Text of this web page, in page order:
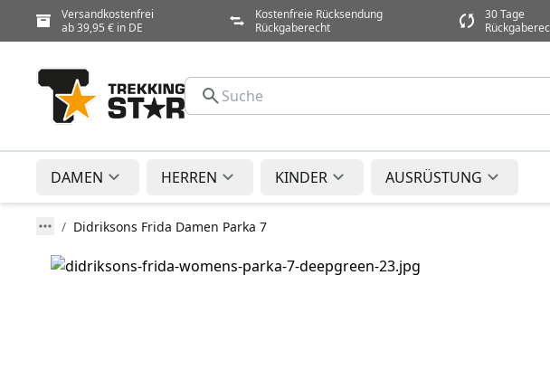
Versandkostenfrei
ab 39,95 € in DE
Kostenfreie Rücksendung
Rückgaberecht
30 Tage
DAMEN HERREN KINDER AUSRÜSTUNG
Didriksons Frida Damen Parka 7